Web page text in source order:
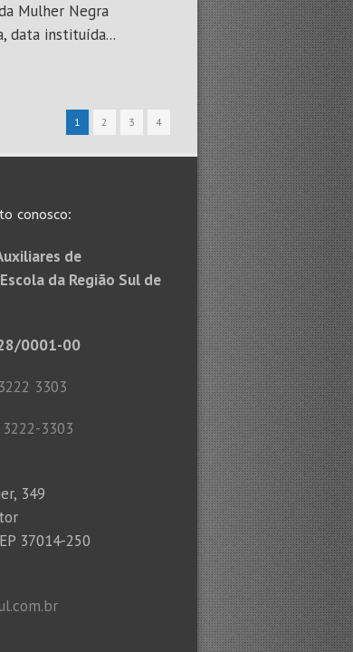
Mulher Negra
data instituída...
1 2 3 4
conosco:
de
da Região Sul de
0001-00
3303
3303
349
37014-250